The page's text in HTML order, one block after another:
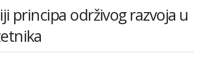
principa održivog razvoja u